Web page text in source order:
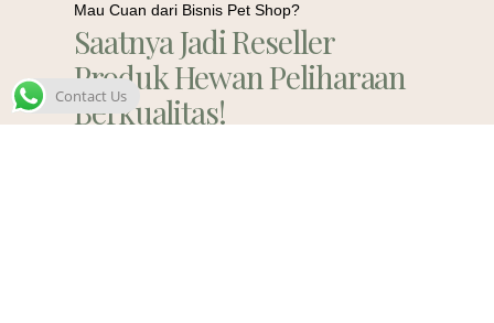
Mau Cuan dari Bisnis Pet Shop?
Saatnya Jadi Reseller
Produk Hewan Peliharaan
Berkualitas!
Contact Us